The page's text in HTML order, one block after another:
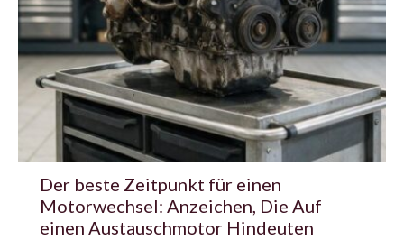
Der beste Zeitpunkt für einen
Motorwechsel: Anzeichen, Die Auf
einen Austauschmotor Hindeuten